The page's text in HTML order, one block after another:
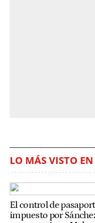
LO MÁS VISTO
El control de
impuesto por